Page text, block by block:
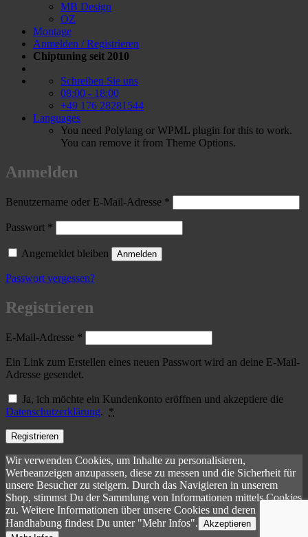
MB Design
OZ
Montage
Anmelden / Registrieren
Chiptuning seit 2010
Schreiben Sie uns
08:00 - 18:00
+49 176 28281544
Languages
You need Polylang or WPML plugin for this to work.
You can remove it from Theme Options.
Anmelden
Benutzername oder E-Mail-Adresse *
Passwort *
Angemeldet bleiben Anmelden
Passwort vergessen?
Registrieren
E-Mail-Adresse *
Ein Link zum Erstellen eines neuen Passwort wird an deine E-Mail-
Adresse gesendet.
Ja, ich möchte ein Kundenkonto eröffnen und akzeptiere die
Datenschutzerklärung. *
Registrieren
Wir verwenden Cookies, um Inhalte zu personalisieren,
Werbeanzeigen anzupassen, diese zu messen und die Sicherheit für
unsere Besucher zu steigern. Durch das Navigieren in unserem
Shop, stimmst Du der Sammlung von Informationen mittels Cookies
zu. Weitere Informationen über unsere Cookies und deren
Handhabung findest Du unter "Mehr Infos". Akzeptieren